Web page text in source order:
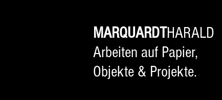
MARQUARDTHARALD
Arbeiten auf Papier,
Objekte & Projekte.